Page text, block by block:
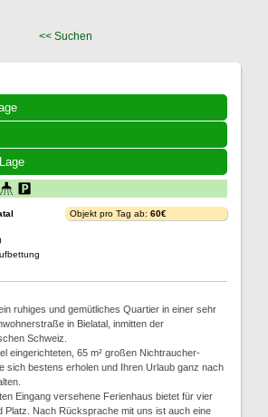
<< Suchen
Objekt pro Tag ab: 60€
ruhiges und gemütliches Quartier in einer sehr
in Bielatal, inmitten der
Schweiz.
eingerichteten, 65 m² großen Nichtraucher-
sich bestens erholen und Ihren Urlaub ganz nach
Eingang versehene Ferienhaus bietet für vier
Platz. Nach Rücksprache mit uns ist auch eine